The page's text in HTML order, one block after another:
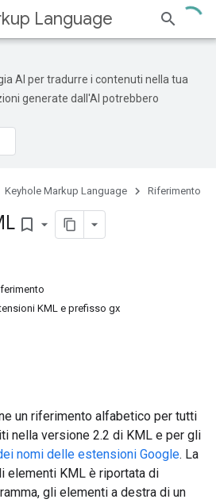
Language
AI per tradurre i contenuti nella tua
generate dall'AI potrebbero
Keyhole Markup Language Riferimento
bookmark_border
KML e prefisso gx
un riferimento alfabetico per tutti
nella versione 2.2 di KML e per gli
nomi delle estensioni Google. La
elementi KML è riportata di
gli elementi a destra di un